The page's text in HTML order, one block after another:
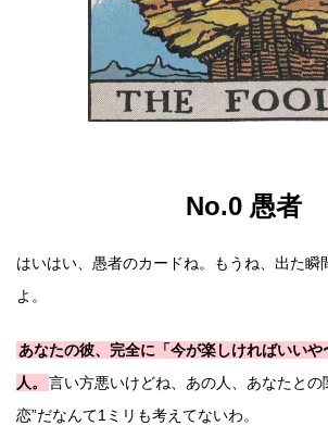
No.0 愚者
はいはい、愚者のカードね。もうね、出た瞬
よ。
あなたの彼、完全に「今が楽しければいい
人。
言い方悪いけどね、あの人、あなたとの
恋”だなんて1ミリも考えてないわ。